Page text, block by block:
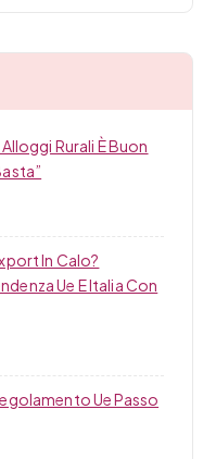
Rurali È Buon
In Calo?
Ue E Italia Con
Ue Passo